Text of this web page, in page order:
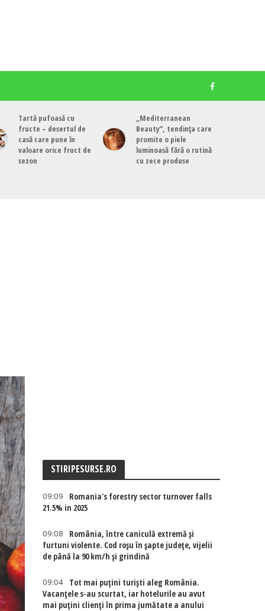
Tartă pufoasă cu
fructe – desertul de
casă care pune în
valoare orice fruct de
sezon
„Mediterranean
Beauty”, tendința care
promite o piele
luminoasă fără o rutină
cu zece produse
STIRIPESURSE.RO
09:09
Romania's forestry sector turnover falls
21.5% in 2025
09:08
România, între caniculă extremă și
furtuni violente. Cod roșu în șapte județe, vijelii
de până la 90 km/h și grindină
09:04
Tot mai puțini turiști aleg România.
Vacanțele s-au scurtat, iar hotelurile au avut
mai puțini clienți în prima jumătate a anului